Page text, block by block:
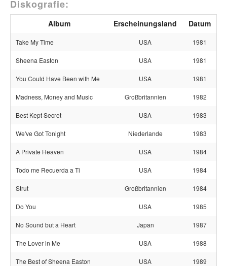
Diskografie:
Album Erscheinungsland Datum
Take My Time USA 1981
Sheena Easton USA 1981
You Could Have Been with Me USA 1981
Madness, Money and Music Großbritannien 1982
Best Kept Secret USA 1983
We've Got Tonight Niederlande 1983
A Private Heaven USA 1984
Todo me Recuerda a Ti USA 1984
Strut Großbritannien 1984
Do You USA 1985
No Sound but a Heart Japan 1987
The Lover in Me USA 1988
The Best of Sheena Easton USA 1989